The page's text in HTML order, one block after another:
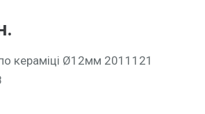
кераміці Ø12мм 2011121